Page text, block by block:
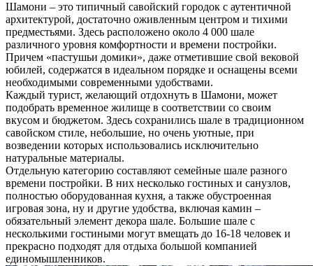
Шамони – это типичный савойский городок с аутентичной
архитектурой, достаточно оживленным центром и тихими
предместьями. Здесь расположено около 4 000 шале
различного уровня комфортности и времени постройки.
Причем «пастушьи домики», даже отметившие свой вековой
юбилей, содержатся в идеальном порядке и оснащены всеми
необходимыми современными удобствами.
Каждый турист, желающий отдохнуть в Шамони, может
подобрать временное жилище в соответствии со своим
вкусом и бюджетом. Здесь сохранились шале в традиционном
савойском стиле, небольшие, но очень уютные, при
возведении которых использовались исключительно
натуральные материалы.
Отдельную категорию составляют семейные шале разного
времени постройки. В них несколько гостиных и санузлов,
полностью оборудованная кухня, а также обустроенная
игровая зона, ну и другие удобства, включая камин –
обязательный элемент декора шале. Большие шале с
несколькими гостиными могут вмещать до 16-18 человек и
прекрасно подходят для отдыха большой компанией
единомышленников.